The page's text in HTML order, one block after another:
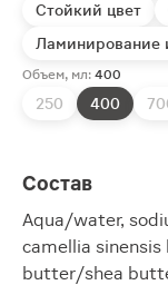
Стойкий цвет
Ламинирование
Объем, мл: 400
250 400
Состав
Aqua/water,
camellia
butter/shea